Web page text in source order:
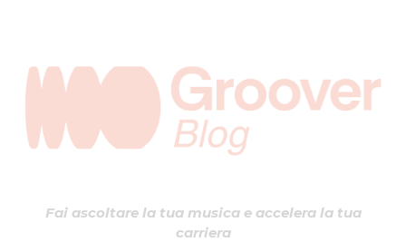
Fai ascoltare la tua musica e accelera la tua
carriera